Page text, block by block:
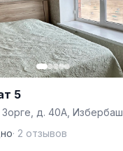
5
Зорге, д. 40А, Избербаш
· 2 отзывов